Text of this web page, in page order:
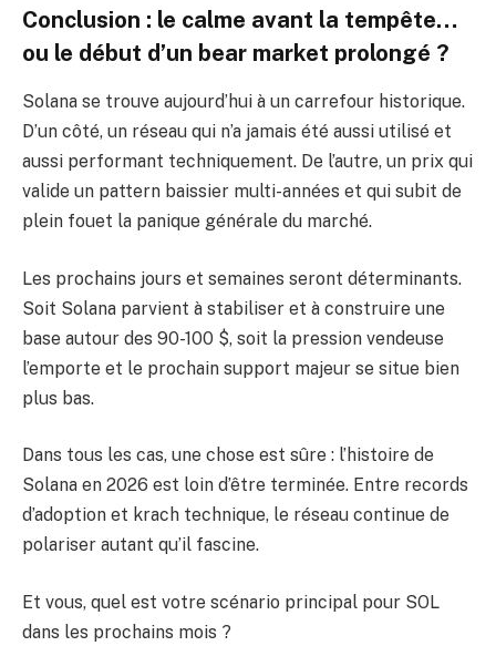
Conclusion : le calme avant la tempête…
ou le début d’un bear market prolongé ?
Solana se trouve aujourd’hui à un carrefour historique.
D’un côté, un réseau qui n’a jamais été aussi utilisé et
aussi performant techniquement. De l’autre, un prix qui
valide un pattern baissier multi-années et qui subit de
plein fouet la panique générale du marché.
Les prochains jours et semaines seront déterminants.
Soit Solana parvient à stabiliser et à construire une
base autour des 90-100 $, soit la pression vendeuse
l’emporte et le prochain support majeur se situe bien
plus bas.
Dans tous les cas, une chose est sûre : l’histoire de
Solana en 2026 est loin d’être terminée. Entre records
d’adoption et krach technique, le réseau continue de
polariser autant qu’il fascine.
Et vous, quel est votre scénario principal pour SOL
dans les prochains mois ?